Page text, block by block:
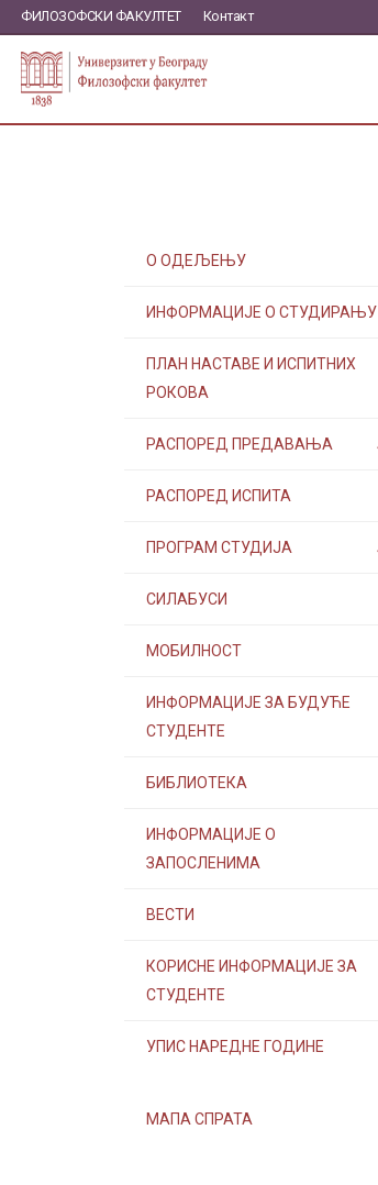
ФИЛОЗОФСКИ ФАКУЛТЕТ Контакт
О ОДЕЉЕЊУ
ИНФОРМАЦИЈЕ О СТУДИРАЊУ
ПЛАН НАСТАВЕ И ИСПИТНИХ
РОКОВА
РАСПОРЕД ПРЕДАВАЊА
РАСПОРЕД ИСПИТА
ПРОГРАМ СТУДИЈА
СИЛАБУСИ
МОБИЛНОСТ
ИНФОРМАЦИЈЕ ЗА БУДУЋЕ
СТУДЕНТЕ
БИБЛИОТЕКА
ИНФОРМАЦИЈЕ О
ЗАПОСЛЕНИМА
ВЕСТИ
КОРИСНЕ ИНФОРМАЦИЈЕ ЗА
СТУДЕНТЕ
УПИС НАРЕДНЕ ГОДИНЕ
МАПА СПРАТА